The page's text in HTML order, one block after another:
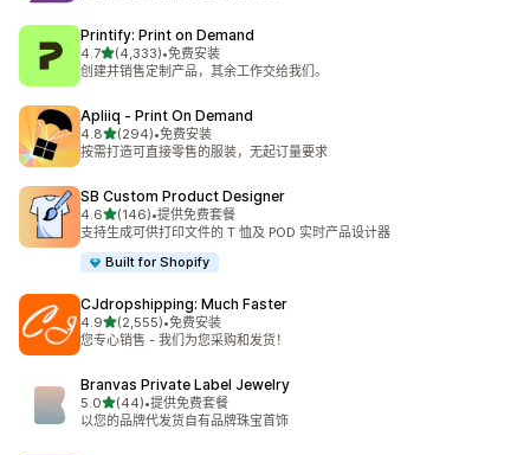
Printify: Print on Demand
4.7星（满分 5 星）
(4,333)
总共 4333 条评论
•免费安装
创建并销售定制产品，其余工作交给我们。
Apliiq ‑ Print On Demand
4.8星（满分 5 星）
(294)
总共 294 条评论
•免费安装
按需打造可直接零售的服装，无起订量要求
SB Custom Product Designer
4.6星（满分 5 星）
(146)
总共 146 条评论
•提供免费套餐
支持生成可供打印文件的 T 恤及 POD 实时产品设计器
Built for Shopify
CJdropshipping: Much Faster
4.9星（满分 5 星）
(2,555)
总共 2555 条评论
•免费安装
您专心销售 - 我们为您采购和发货！
Branvas Private Label Jewelry
5.0星（满分 5 星）
(44)
总共 44 条评论
•提供免费套餐
以您的品牌代发货自有品牌珠宝首饰